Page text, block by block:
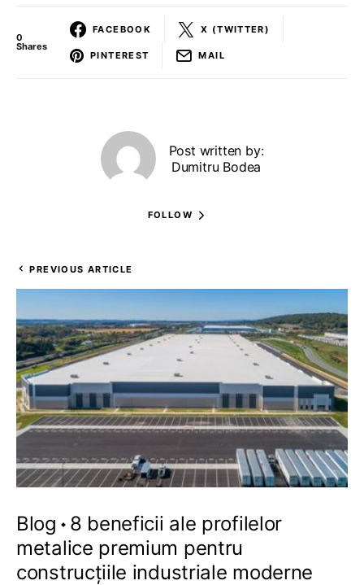
0
Shares
FACEBOOK X (TWITTER)
PINTEREST MAIL
Post written by:
Dumitru Bodea
FOLLOW
PREVIOUS ARTICLE
Blog
8 beneficii ale profilelor
metalice premium pentru
construcțiile industriale moderne